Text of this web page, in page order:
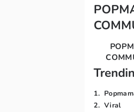
1.
2. Viral